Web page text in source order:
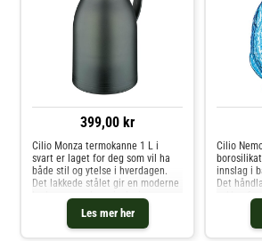
399,00 kr
Les mer her
Cilio Monza termokanne 1 L i
svart er laget for deg som vil ha
både stil og ytelse i hverdagen.
Det lakkede stålet gir en moderne
look, mens vakuumisolasjonen
sørger for at drikken holder riktig
temperatur – enten du vil holde
kaffen varm eller vanne
Cilio
innslag i
Det
vakker
gir både
brede